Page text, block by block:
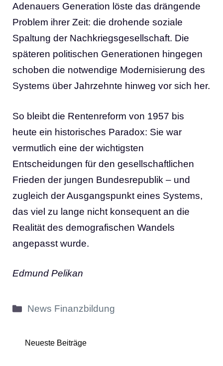
Adenauers Generation löste das drängende
Problem ihrer Zeit: die drohende soziale
Spaltung der Nachkriegsgesellschaft. Die
späteren politischen Generationen hingegen
schoben die notwendige Modernisierung des
Systems über Jahrzehnte hinweg vor sich her.
So bleibt die Rentenreform von 1957 bis
heute ein historisches Paradox: Sie war
vermutlich eine der wichtigsten
Entscheidungen für den gesellschaftlichen
Frieden der jungen Bundesrepublik – und
zugleich der Ausgangspunkt eines Systems,
das viel zu lange nicht konsequent an die
Realität des demografischen Wandels
angepasst wurde.
Edmund Pelikan
Kategorien
News Finanzbildung
Neueste Beiträge